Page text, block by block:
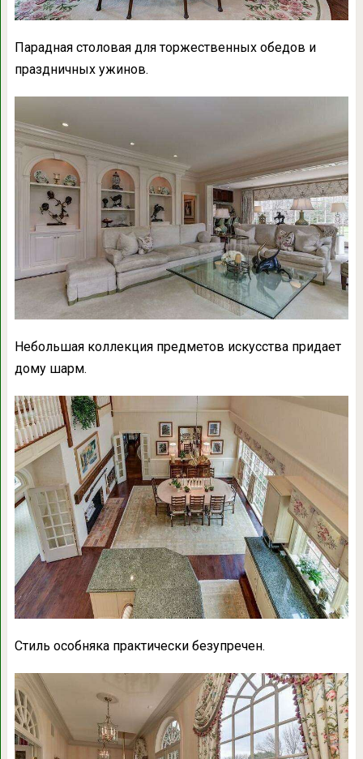
Парадная столовая для торжественных обедов и
праздничных ужинов.
Небольшая коллекция предметов искусства придает
дому шарм.
Стиль особняка практически безупречен.